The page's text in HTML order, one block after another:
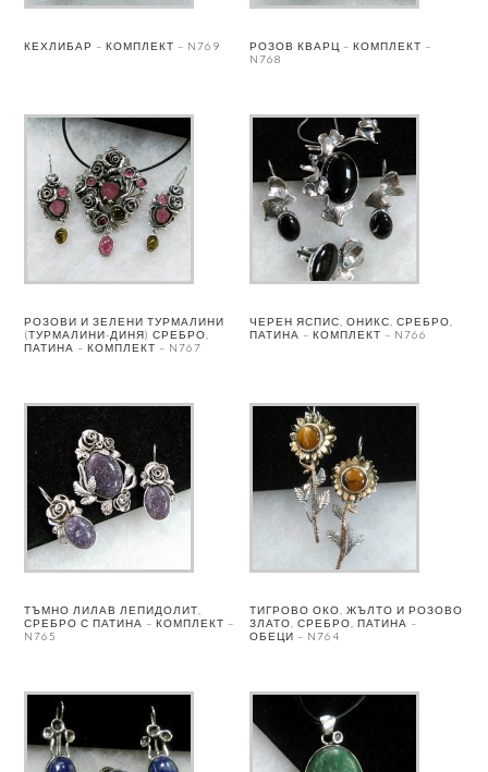
КЕХЛИБАР – КОМПЛЕКТ – N769
РОЗОВ КВАРЦ – КОМПЛЕКТ –
N768
РОЗОВИ И ЗЕЛЕНИ ТУРМАЛИНИ
(ТУРМАЛИНИ-ДИНЯ) СРЕБРО,
ПАТИНА – КОМПЛЕКТ – N767
ЧЕРЕН ЯСПИС, ОНИКС, СРЕБРО,
ПАТИНА – КОМПЛЕКТ – N766
ТЪМНО ЛИЛАВ ЛЕПИДОЛИТ,
СРЕБРО С ПАТИНА – КОМПЛЕКТ –
N765
ТИГРОВО ОКО, ЖЪЛТО И РОЗОВО
ЗЛАТО, СРЕБРО, ПАТИНА –
ОБЕЦИ – N764